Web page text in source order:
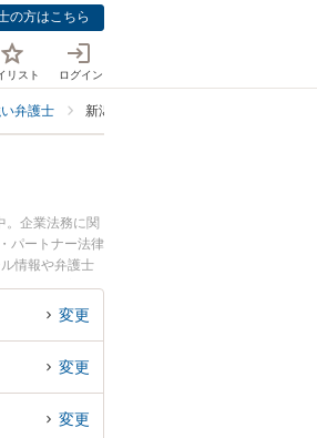
の方はこちら
リスト ログイン
弁護士 新潟市中央区で人材・HR業界に強い
。企業法務に関
パートナー法律
情報や弁護士
ル解決の実績豊
すめです。変更
変更
変更